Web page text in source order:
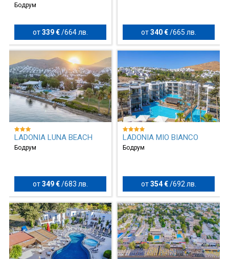
Бодрум
от339 € /664 лв. от340 €/665 лв.
LADONIA LUNA BEACH
Бодрум
от349 € /683 лв.
LADONIA MIO BIANCO
Бодрум
от354 €/692 лв.